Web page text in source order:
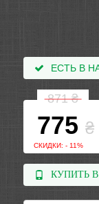
ЕСТЬ В
871₴
775 ₴
СКИДКИ: - 11%
КУПИТЬ